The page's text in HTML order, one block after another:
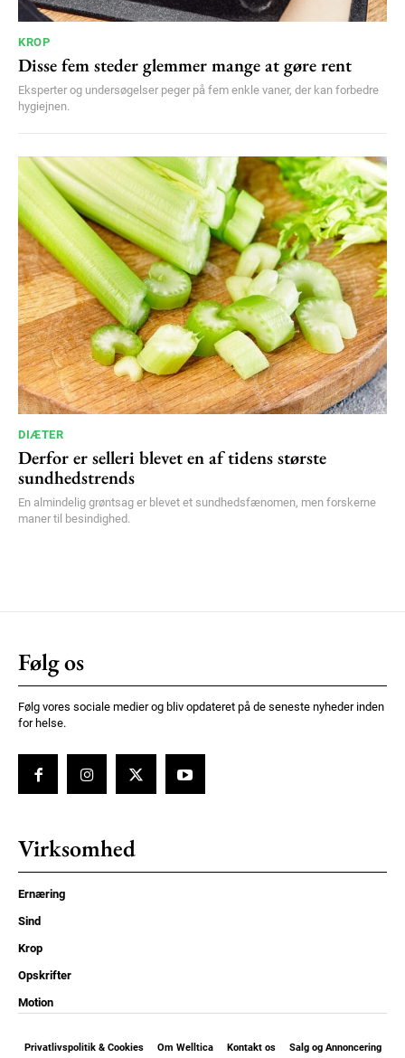
KROP
Disse fem steder glemmer mange at gøre rent
Eksperter og undersøgelser peger på fem enkle vaner, der kan forbedre
hygiejnen.
DIÆTER
Derfor er selleri blevet en af tidens største
sundhedstrends
En almindelig grøntsag er blevet et sundhedsfænomen, men forskerne
maner til besindighed.
Følg os
Følg vores sociale medier og bliv opdateret på de seneste nyheder inden
for helse.
Virksomhed
Ernæring
Sind
Krop
Opskrifter
Motion
Privatlivspolitik & Cookies Om Welltica Kontakt os Salg og Annoncering